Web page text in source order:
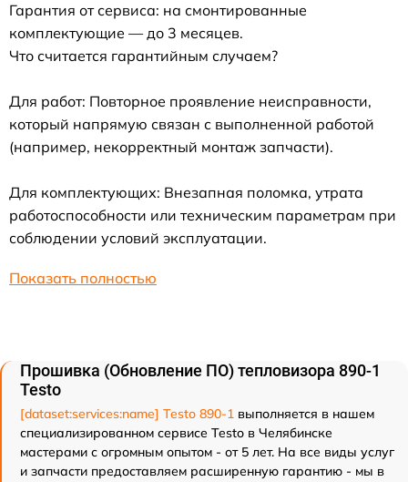
Гарантия от сервиса: на смонтированные
комплектующие — до 3 месяцев.
Что считается гарантийным случаем?
Для работ: Повторное проявление неисправности,
который напрямую связан с выполненной работой
(например, некорректный монтаж запчасти).
Для комплектующих: Внезапная поломка, утрата
работоспособности или техническим параметрам при
соблюдении условий эксплуатации.
Показать полностью
Прошивка (Обновление ПО) тепловизора 890-1
Testo
[dataset:services:name] Testo 890-1 выполняется в нашем
специализированном сервисе Testo в Челябинске
мастерами с огромным опытом - от 5 лет. На все виды услуг
и запчасти предоставляем расширенную гарантию - мы в